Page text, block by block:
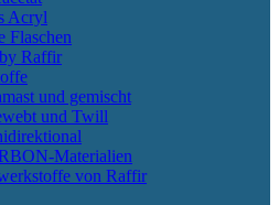
Acryl
Flaschen
Raffir
und gemischt
und Twill
Materialien
von Raffir